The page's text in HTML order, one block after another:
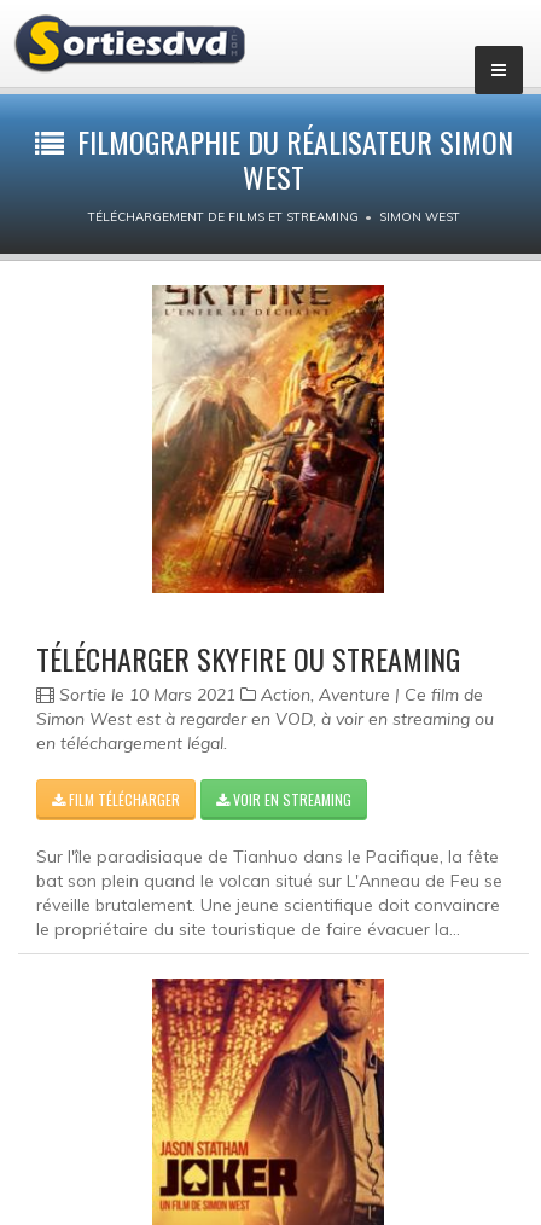
Animation
Comédie dramatique
Fantastique
Guerre
Horreur
Famille
Policier
FILMOGRAPHIE DU RÉALISATEUR SIMON
WEST
TÉLÉCHARGEMENT DE FILMS ET STREAMING SIMON WEST
TÉLÉCHARGER SKYFIRE OU STREAMING
Sortie le 10 Mars 2021
Action, Aventure | Ce film de
Simon West est à regarder en VOD, à voir en streaming ou
en téléchargement légal.
FILM TÉLÉCHARGER VOIR EN STREAMING
Sur l'île paradisiaque de Tianhuo dans le Pacifique, la fête
bat son plein quand le volcan situé sur L'Anneau de Feu se
réveille brutalement. Une jeune scientifique doit convaincre
le propriétaire du site touristique de faire évacuer la...